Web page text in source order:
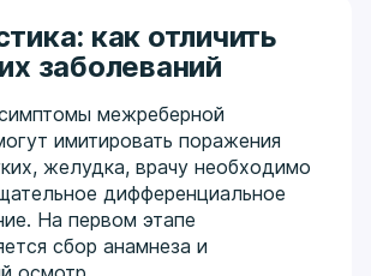
как отличить
заболеваний
межреберной
имитировать поражения
желудка, врачу необходимо
дифференциальное
На первом этапе
сбор анамнеза и